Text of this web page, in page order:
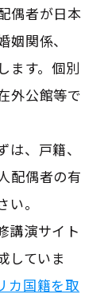
偶者が日本
関係、
ます。個別
外公館等で
は、戸籍、
配偶者の有
。
講演サイト
していま
カ国籍を取